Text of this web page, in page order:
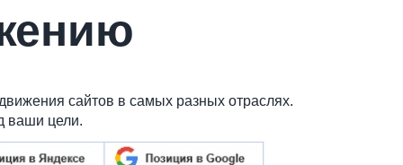
сайтов в самых разных отраслях.
ваши цели.